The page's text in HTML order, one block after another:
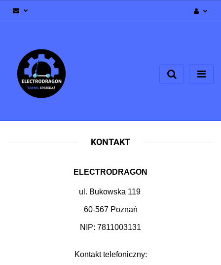
Zgody cookies
KONTAKT
ELECTRODRAGON
ul. Bukowska 119
60-567 Poznań
NIP: 7811003131
Kontakt telefoniczny: